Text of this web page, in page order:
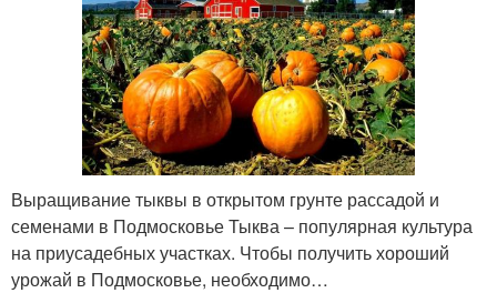
Выращивание тыквы в открытом грунте рассадой и
семенами в Подмосковье Тыква – популярная культура
на приусадебных участках. Чтобы получить хороший
урожай в Подмосковье, необходимо…